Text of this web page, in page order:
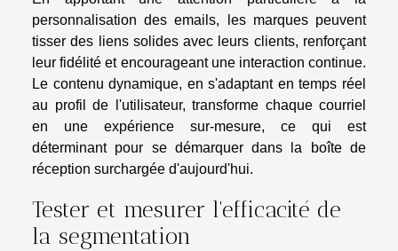
personnalisation des emails, les marques peuvent
tisser des liens solides avec leurs clients, renforçant
leur fidélité et encourageant une interaction continue.
Le contenu dynamique, en s'adaptant en temps réel
au profil de l'utilisateur, transforme chaque courriel
en une expérience sur-mesure, ce qui est
déterminant pour se démarquer dans la boîte de
réception surchargée d'aujourd'hui.
Tester et mesurer l'efficacité de
la segmentation